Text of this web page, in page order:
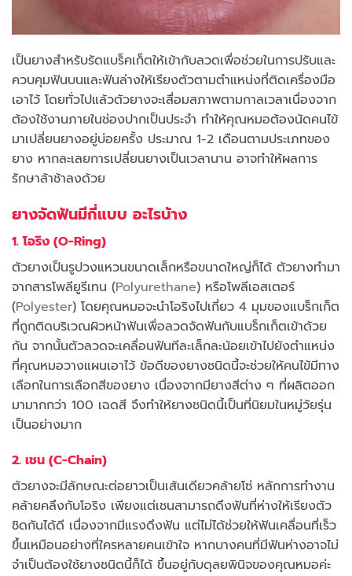
เป็นยางสำหรับรัดแบร็คเก็ตให้เข้ากับลวดเพื่อช่วยในการปรับและ
ควบคุมฟันบนและฟันล่างให้เรียงตัวตามตำแหน่งที่ติดเครื่องมือ
เอาไว้ โดยทั่วไปแล้วตัวยางจะเสื่อมสภาพตามกาลเวลาเนื่องจาก
ต้องใช้งานภายในช่องปากเป็นประจำ ทำให้คุณหมอต้องนัดคนไข้
มาเปลี่ยนยางอยู่บ่อยครั้ง ประมาณ 1-2 เดือนตามประเภทของ
ยาง หากละเลยการเปลี่ยนยางเป็นเวลานาน อาจทำให้ผลการ
รักษาล้าช้าลงด้วย
ยางจัดฟันมีกี่แบบ อะไรบ้าง
1. โอริง (O-Ring)
ตัวยางเป็นรูปวงแหวนขนาดเล็กหรือขนาดใหญ่ก็ได้ ตัวยางทำมา
จากสารโพลียูรีเทน (Polyurethane) หรือโพลีเอสเตอร์
(Polyester) โดยคุณหมอจะนำโอริงไปเกี่ยว 4 มุมของแบร็กเก็ต
ที่ถูกติดบริเวณผิวหน้าฟันเพื่อลวดจัดฟันกับแบร็กเก็ตเข้าด้วย
กัน จากนั้นตัวลวดจะเคลื่อนฟันทีละเล็กละน้อยเข้าไปยังตำแหน่ง
ที่คุณหมอวางแผนเอาไว้ ข้อดีของยางชนิดนี้จะช่วยให้คนไข้มีทาง
เลือกในการเลือกสีของยาง เนื่องจากมียางสีต่าง ๆ ที่ผลิตออก
มามากกว่า 100 เฉดสี จึงทำให้ยางชนิดนี้เป็นที่นิยมในหมู่วัยรุ่น
เป็นอย่างมาก
2. เชน (C-Chain)
ตัวยางจะมีลักษณะต่อยาวเป็นเส้นเดียวคล้ายโซ่ หลักการทำงาน
คล้ายคลึงกับโอริง เพียงแต่เชนสามารถดึงฟันที่ห่างให้เรียงตัว
ชิดกันได้ดี เนื่องจากมีแรงดึงฟัน แต่ไม่ได้ช่วยให้ฟันเคลื่อนที่เร็ว
ขึ้นเหมือนอย่างที่ใครหลายคนเข้าใจ หากบางคนที่มีฟันห่างอาจไม่
จำเป็นต้องใช้ยางชนิดนี้ก็ได้ ขึ้นอยู่กับดุลยพินิจของคุณหมอค่ะ